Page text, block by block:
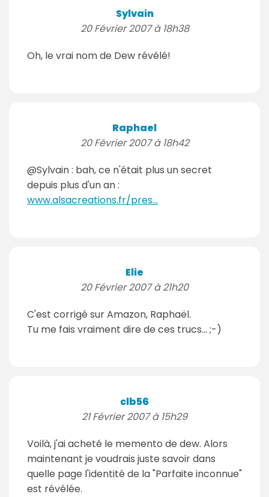
Sylvain
20 Février 2007 à 18h38
Oh, le vrai nom de Dew révélé!
Raphael
20 Février 2007 à 18h42
@Sylvain : bah, ce n'était plus un secret
depuis plus d'un an :
www.alsacreations.fr/pres...
Elie
20 Février 2007 à 21h20
C'est corrigé sur Amazon, Raphaël.
Tu me fais vraiment dire de ces trucs... ;-)
clb56
21 Février 2007 à 15h29
Voilà, j'ai acheté le memento de dew. Alors
maintenant je voudrais juste savoir dans
quelle page l'identité de la "Parfaite inconnue"
est révélée.